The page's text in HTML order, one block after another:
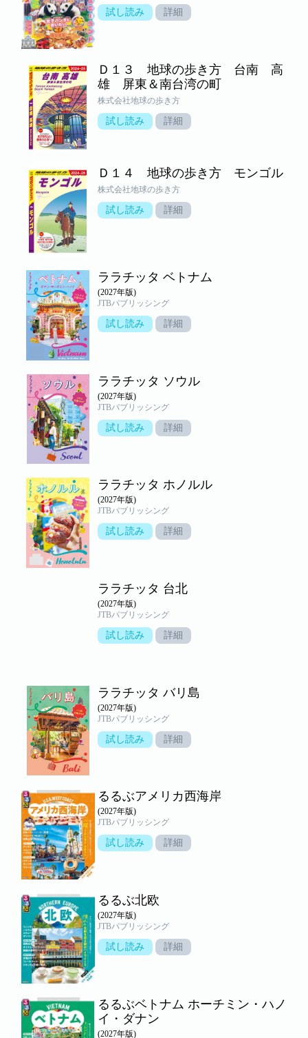
試し読み 詳細
Ｄ１３ 地球の歩き方 台南 高
雄 屏東＆南台湾の町
株式会社地球の歩き方
試し読み 詳細
Ｄ１４ 地球の歩き方 モンゴル
株式会社地球の歩き方
試し読み 詳細
ララチッタ ベトナム
(2027年版)
JTBパブリッシング
試し読み 詳細
ララチッタ ソウル
(2027年版)
JTBパブリッシング
試し読み 詳細
ララチッタ ホノルル
(2027年版)
JTBパブリッシング
試し読み 詳細
ララチッタ 台北
(2027年版)
JTBパブリッシング
試し読み 詳細
ララチッタ バリ島
(2027年版)
JTBパブリッシング
試し読み 詳細
るるぶアメリカ西海岸
(2027年版)
JTBパブリッシング
試し読み 詳細
るるぶ北欧
(2027年版)
JTBパブリッシング
試し読み 詳細
るるぶベトナム ホーチミン・ハノ
イ・ダナン
(2027年版)